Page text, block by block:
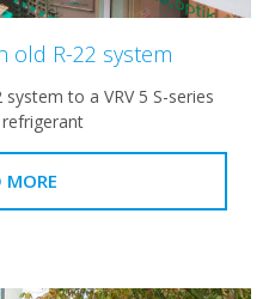
an old R-22 system
22 system to a VRV 5 S-series
R32 refrigerant
READ MORE